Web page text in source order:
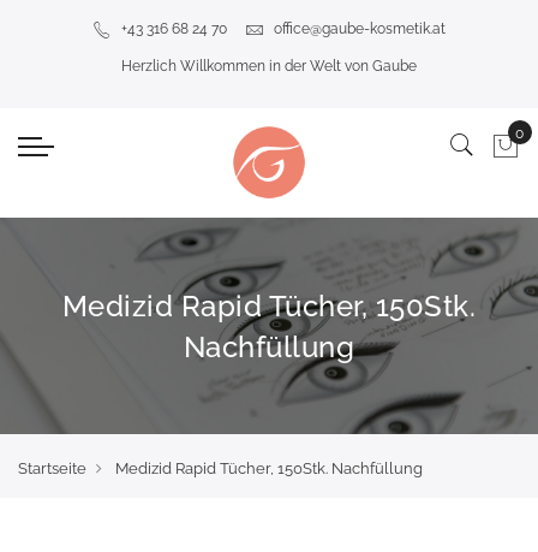
+43 316 68 24 70 office@gaube-kosmetik.at
Herzlich Willkommen in der Welt von Gaube
Medizid Rapid Tücher, 150Stk.
Nachfüllung
Startseite Medizid Rapid Tücher, 150Stk. Nachfüllung